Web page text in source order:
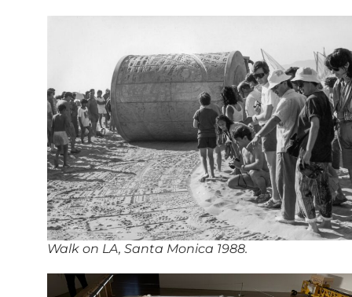
Walk on LA, Santa Monica 1988.